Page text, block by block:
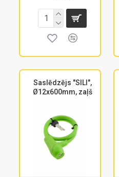
Saslēdzējs "SILI",
Ø12x600mm, zaļš